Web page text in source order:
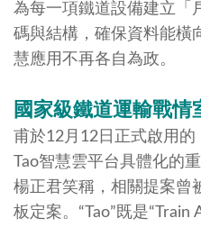
為每一項鐵道設備建立「
碼與結構，確保資料能橫
慧應用不再各自為政。
國家級鐵道運輸戰情
甫於12月12日正式啟用
Tao智慧雲平台具體化的
楊正君笑稱，相關提案曾
板定案。“Tao”既是